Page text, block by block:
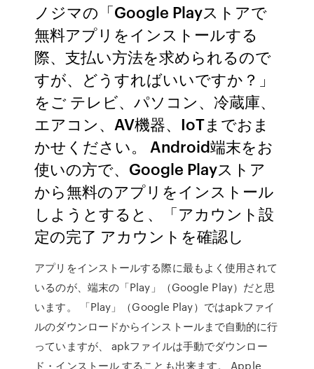
ノジマの「Google Playストアで
無料アプリをインストールする
際、支払い方法を求められるので
すが、どうすればいいですか？」
をご テレビ、パソコン、冷蔵庫、
エアコン、AV機器、IoTまでおま
かせください。 Android端末をお
使いの方で、Google Playストア
から無料のアプリをインストール
しようとすると、「アカウント設
定の完了 アカウントを確認し
アプリをインストールする際に最もよく使用されて
いるのが、端末の「Play」（Google Play）だと思
います。 「Play」（Google Play）ではapkファイ
ルのダウンロードからインストールまで自動的に行
っていますが、 apkファイルは手動でダウンロー
ド・インストール することも出来ます。 Apple